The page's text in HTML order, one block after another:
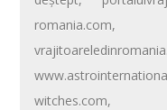
o
k
romania.com
witches.com